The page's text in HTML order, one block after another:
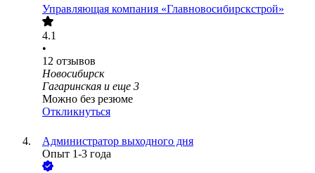
Управляющая компания «Главновосибирскстрой»
4.1
•
12 отзывов
Новосибирск
Гагаринская и еще 3
Можно без резюме
Откликнуться
Администратор выходного дня
Опыт 1-3 года